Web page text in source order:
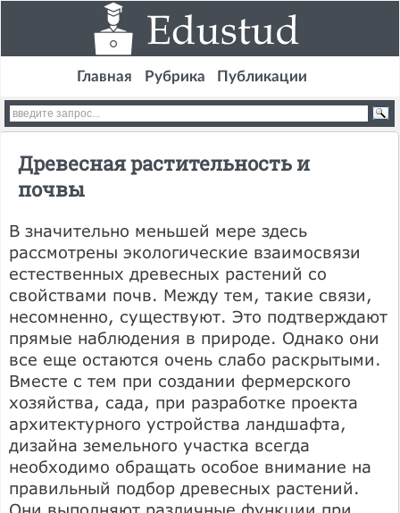
Главная Рубрика Публикации
Древесная растительность и
почвы
В значительно меньшей мере здесь
рассмотрены экологические взаимосвязи
естественных древесных растений со
свойствами почв. Между тем, такие связи,
несомненно, существуют. Это подтверждают
прямые наблюдения в природе. Однако они
все еще остаются очень слабо раскрытыми.
Вместе с тем при создании фермерского
хозяйства, сада, при разработке проекта
архитектурного устройства ландшафта,
дизайна земельного участка всегда
необходимо обращать особое внимание на
правильный подбор древесных растений.